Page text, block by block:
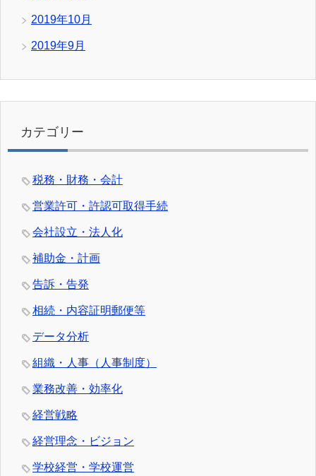
2019年10月
2019年9月
カテゴリー
税務・財務・会計
営業許可・許認可取得手続
会社設立・法人化
補助金・計画
告訴・告発
相続・内容証明郵便等
データ分析
組織・人事（人事制度）
業務改善・効率化
経営戦略
経営理念・ビジョン
学校経営・学校運営